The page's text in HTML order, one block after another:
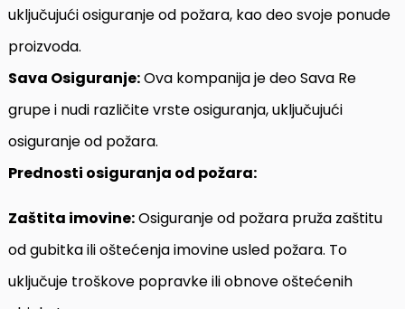
uključujući osiguranje od požara, kao deo svoje ponude
proizvoda.
Sava Osiguranje:Ova kompanija je deo Sava Re
grupe i nudi različite vrste osiguranja, uključujući
osiguranje od požara.
Prednosti osiguranja od požara:
Zaštita imovine:Osiguranje od požara pruža zaštitu
od gubitka ili oštećenja imovine usled požara. To
uključuje troškove popravke ili obnove oštećenih